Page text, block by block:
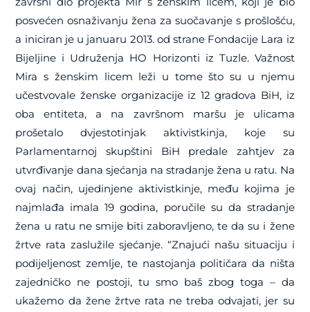
posvećen osnaživanju žena za suočavanje s prošlošću,
a iniciran je u januaru 2013. od strane Fondacije Lara iz
Bijeljine i Udruženja HO Horizonti iz Tuzle. Važnost
Mira s ženskim licem leži u tome što su u njemu
učestvovale ženske organizacije iz 12 gradova BiH, iz
oba entiteta, a na završnom maršu je ulicama
prošetalo dvjestotinjak aktivistkinja, koje su
Parlamentarnoj skupštini BiH predale zahtjev za
utvrđivanje dana sjećanja na stradanje žena u ratu. Na
ovaj način, ujedinjene aktivistkinje, među kojima je
najmlađa imala 19 godina, poručile su da stradanje
žena u ratu ne smije biti zaboravljeno, te da su i žene
žrtve rata zaslužile sjećanje. “Znajući našu situaciju i
podijeljenost zemlje, te nastojanja političara da ništa
zajedničko ne postoji, tu smo baš zbog toga – da
ukažemo da žene žrtve rata ne treba odvajati, jer su